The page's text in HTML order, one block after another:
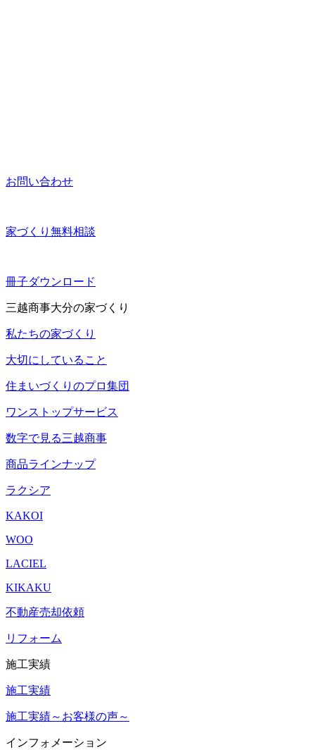
お問い合わせ
家づくり無料相談
冊子ダウンロード
三越商事大分の家づくり
私たちの家づくり
大切にしていること
住まいづくりのプロ集団
ワンストップサービス
数字で見る三越商事
商品ラインナップ
ラクシア
KAKOI
WOO
LACIEL
KIKAKU
不動産売却依頼
リフォーム
施工実績
施工実績
施工実績～お客様の声～
インフォメーション